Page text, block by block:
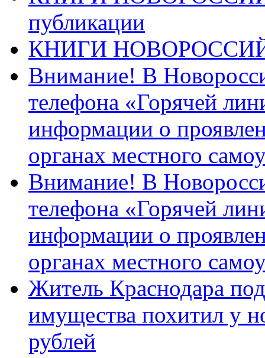
публикации
КНИГИ
Внимание! В
телефона «Горячей
информации о
органах местного
Внимание! В
телефона «Горячей
информации о
органах местного
Житель Краснодара
имущества похитил у
рублей